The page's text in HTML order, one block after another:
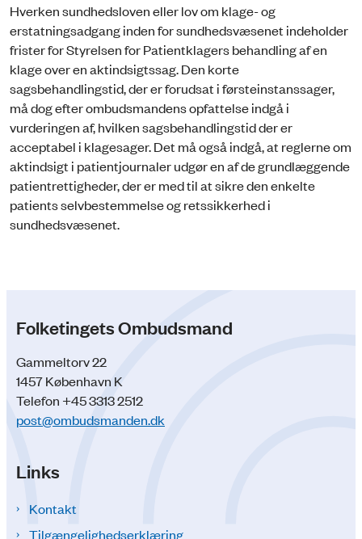
Hverken sundhedsloven eller lov om klage- og
erstatningsadgang inden for sundhedsvæsenet indeholder
frister for Styrelsen for Patientklagers behandling af en
klage over en aktindsigtssag. Den korte
sagsbehandlingstid, der er forudsat i førsteinstanssager,
må dog efter ombudsmandens opfattelse indgå i
vurderingen af, hvilken sagsbehandlingstid der er
acceptabel i klagesager. Det må også indgå, at reglerne om
aktindsigt i patientjournaler udgør en af de grundlæggende
patientrettigheder, der er med til at sikre den enkelte
patients selvbestemmelse og retssikkerhed i
sundhedsvæsenet.
Folketingets Ombudsmand
Gammeltorv 22
1457 København K
Telefon +45 3313 2512
post@ombudsmanden.dk
Links
Kontakt
Tilgængelighedserklæring